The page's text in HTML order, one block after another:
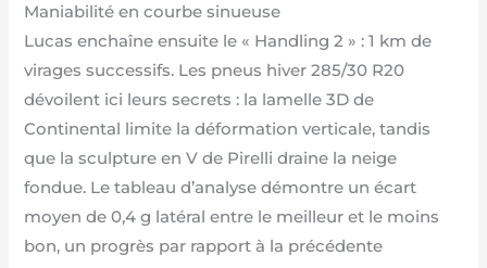
Maniabilité en courbe sinueuse
Lucas enchaîne ensuite le « Handling 2 » : 1 km de
virages successifs. Les pneus hiver 285/30 R20
dévoilent ici leurs secrets : la lamelle 3D de
Continental limite la déformation verticale, tandis
que la sculpture en V de Pirelli draine la neige
fondue. Le tableau d’analyse démontre un écart
moyen de 0,4 g latéral entre le meilleur et le moins
bon, un progrès par rapport à la précédente